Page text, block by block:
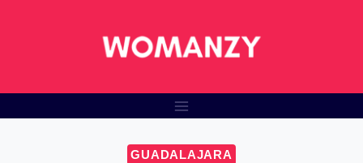
GUADALAJARA